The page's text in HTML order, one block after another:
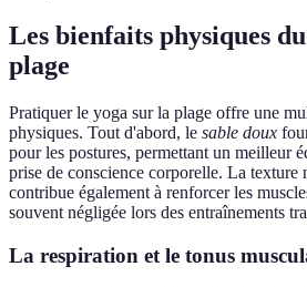
Les bienfaits physiques
plage
Pratiquer le yoga sur la plage offre une
physiques. Tout d'abord, le sable doux
pour les postures, permettant un meilleur
prise de conscience corporelle. La texture
contribue également à renforcer les
souvent négligée lors des entraînements
La respiration et le tonus